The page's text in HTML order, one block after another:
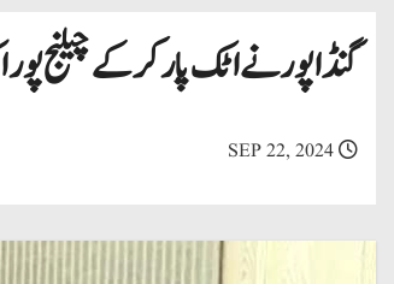
گنڈاپور نے اٹک پار کرکےچیلنج